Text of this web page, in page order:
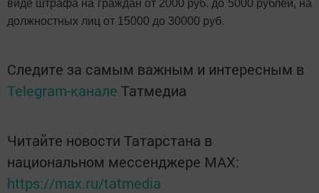
виде штрафа на граждан от 2000 руб. до 5000 рублей, на
должностных лиц от 15000 до 30000 руб.
Следите за самым важным и интересным в
Telegram-канале Татмедиа
Читайте новости Татарстана в
национальном мессенджере MАХ:
https://max.ru/tatmedia